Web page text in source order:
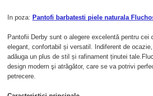
In poza: Pantofi barbatesti piele naturala
Pantofii Derby sunt o alegere excelentă pentru cei
elegant, confortabil și versatil. Indiferent de
adăuga un plus de stil și rafinament ținutei
design modern şi atrăgător, care se va potrivi
petrecere.